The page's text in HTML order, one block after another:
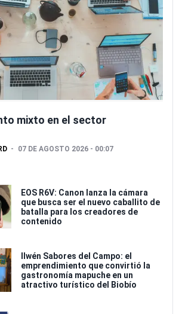
mixto en el sector
07 DE AGOSTO 2026 - 00:07
EOS R6V: Canon lanza la cámara
que busca ser el nuevo caballito de
batalla para los creadores de
contenido
Ilwén Sabores del Campo: el
emprendimiento que convirtió la
gastronomía mapuche en un
atractivo turístico del Biobío